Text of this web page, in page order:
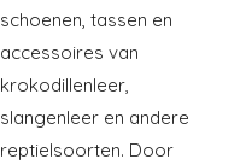
schoenen, tassen en
accessoires van
krokodillenleer,
slangenleer en andere
reptielsoorten. Door